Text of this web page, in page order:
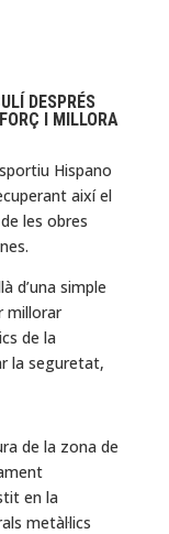
DESPRÉS
I MILLORA
Hispano
així el
les obres
d’una simple
millorar
de la
la seguretat,
de la zona de
en la
metàl·lics